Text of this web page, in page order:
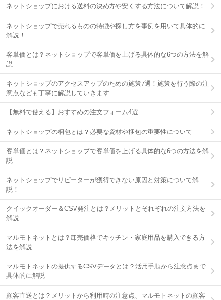
ネットショップにおける送料の決め方や安くする方法について解説！
ネットショップで売れるものの特徴や探し方を事例を用いて具体的に
解説！
客単価とは？ネットショップで客単価を上げる具体的な6つの方法を解
説
ネットショップのアクセスアップのための施策7選！施策を行う際の注
意点なども丁寧に解説していきます
【無料で使える】おすすめの注文フォーム4選
ネットショップの梱包とは？必要な資材や梱包の重要性について
客単価とは？ネットショップで客単価を上げる具体的な6つの方法を解
説
ネットショップでリピーターが獲得できない原因と対策について解
説！
クイックオーダー＆CSV発注とは？メリットとそれぞれの注文方法を
解説
マルモトネットとは？卸売価格でキッチン・家庭用品を購入できる方
法を解説
マルモトネットの提供するCSVデータとは？活用手順から注意点まで
具体的に解説
顧客直送とは？メリットから利用時の注意点、マルモトネットの顧客